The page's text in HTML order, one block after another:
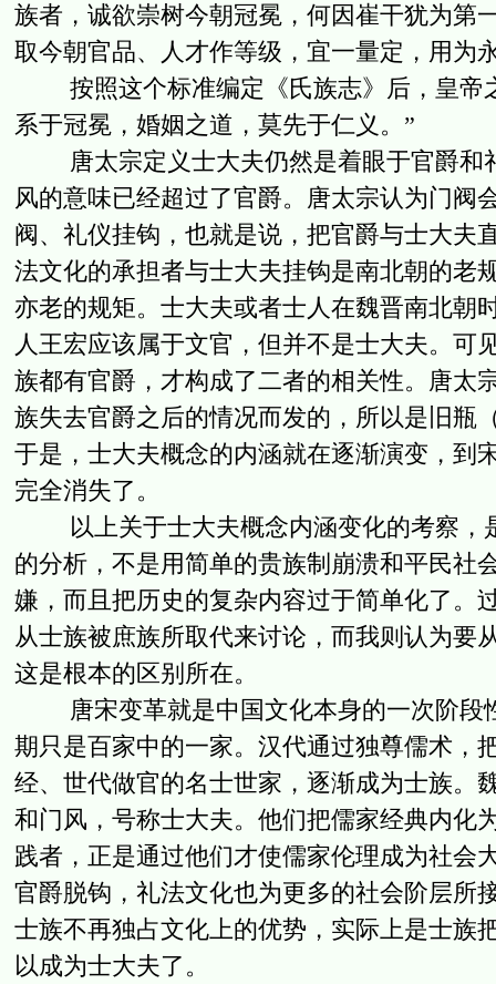
族者，诚欲崇树今朝冠冕，何因崔干犹为第
取今朝官品、人才作等级，宜一量定，用为
按照这个标准编定《氏族志》后，皇帝
系于冠冕，婚姻之道，莫先于仁义。”
唐太宗定义士大夫仍然是着眼于官爵和
风的意味已经超过了官爵。唐太宗认为门阀
阀、礼仪挂钩，也就是说，把官爵与士大夫
法文化的承担者与士大夫挂钩是南北朝的老
亦老的规矩。士大夫或者士人在魏晋南北朝
人王宏应该属于文官，但并不是士大夫。可
族都有官爵，才构成了二者的相关性。唐太
族失去官爵之后的情况而发的，所以是旧瓶
于是，士大夫概念的内涵就在逐渐演变，到
完全消失了。
以上关于士大夫概念内涵变化的考察，
的分析，不是用简单的贵族制崩溃和平民社
嫌，而且把历史的复杂内容过于简单化了。
从士族被庶族所取代来讨论，而我则认为要
这是根本的区别所在。
唐宋变革就是中国文化本身的一次阶段
期只是百家中的一家。汉代通过独尊儒术，
经、世代做官的名士世家，逐渐成为士族。
和门风，号称士大夫。他们把儒家经典内化
践者，正是通过他们才使儒家伦理成为社会
官爵脱钩，礼法文化也为更多的社会阶层所
士族不再独占文化上的优势，实际上是士族
以成为士大夫了。